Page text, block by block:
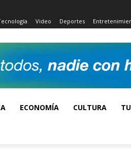
Video Deportes
ECONOMÍA CULTURA